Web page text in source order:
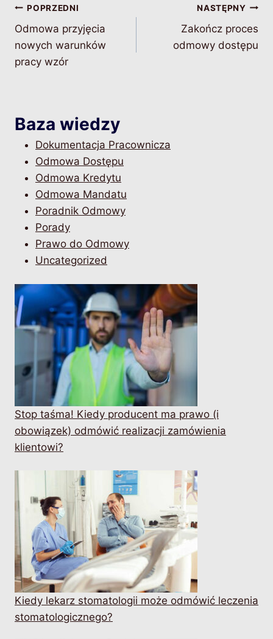
Nawigacja
wpisu
POPRZEDNI
Odmowa przyjęcia
nowych warunków
pracy wzór
NASTĘPNY
Zakończ proces
odmowy dostępu
Baza wiedzy
Dokumentacja Pracownicza
Odmowa Dostępu
Odmowa Kredytu
Odmowa Mandatu
Poradnik Odmowy
Porady
Prawo do Odmowy
Uncategorized
Stop taśma! Kiedy producent ma prawo (i
obowiązek) odmówić realizacji zamówienia
klientowi?
Kiedy lekarz stomatologii może odmówić leczenia
stomatologicznego?